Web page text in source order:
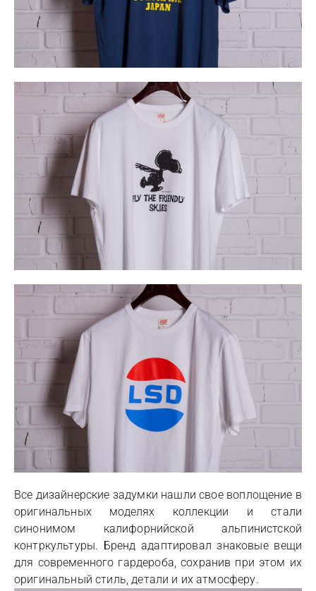
Все дизайнерские задумки нашли свое воплощение в
оригинальных моделях коллекции и стали
синонимом калифорнийской альпинистской
контркультуры. Бренд адаптировал знаковые вещи
для современного гардероба, сохранив при этом их
оригинальный стиль, детали и их атмосферу.